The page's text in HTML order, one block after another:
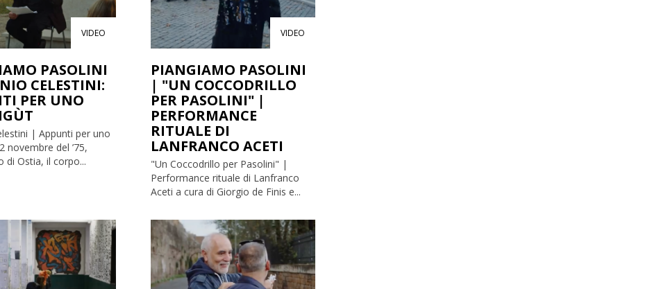
VIDEO
PASOLINI
CELESTINI:
PER UNO
| Appunti per uno
novembre del ’75,
di Ostia, il corpo...
VIDEO
PIANGIAMO PASOLINI
| "UN COCCODRILLO
PER PASOLINI" |
PERFORMANCE
RITUALE DI
LANFRANCO ACETI
"Un Coccodrillo per Pasolini" |
Performance rituale di Lanfranco
Aceti a cura di Giorgio de Finis e...